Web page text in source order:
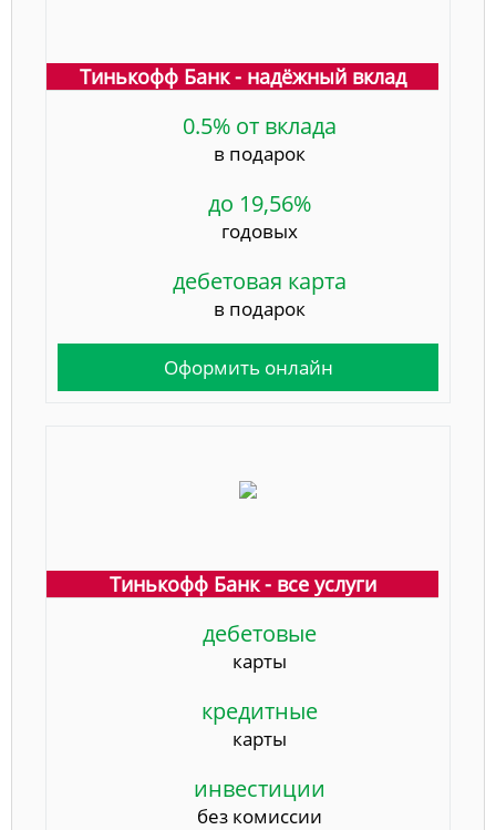
Тинькофф Банк - надёжный вклад
0.5% от вклада
в подарок
до 19,56%
годовых
дебетовая карта
в подарок
Оформить онлайн
Тинькофф Банк - все услуги
дебетовые
карты
кредитные
карты
инвестиции
без комиссии